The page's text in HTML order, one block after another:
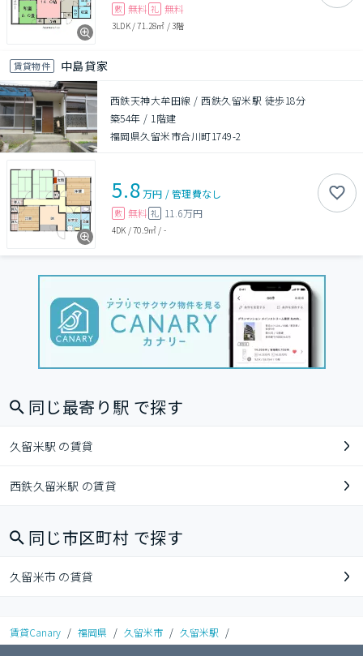
敷 無料 礼 無料
3LDK/71.28㎡ /3階
賃貸物件 中島貸家
西鉄天神大牟田線 / 西鉄久留米駅 徒歩18分
築54年 / 1階建
福岡県久留米市合川町1749-2
5.8万円 /管理費なし
敷 無料 礼 11.6万円
4DK /70.9㎡ / -
同じ最寄り駅 で探す
久留米駅 の賃貸
西鉄久留米駅 の賃貸
同じ市区町村 で探す
久留米市 の賃貸
賃貸Canary / 福岡県 / 久留米市 / 久留米駅 /